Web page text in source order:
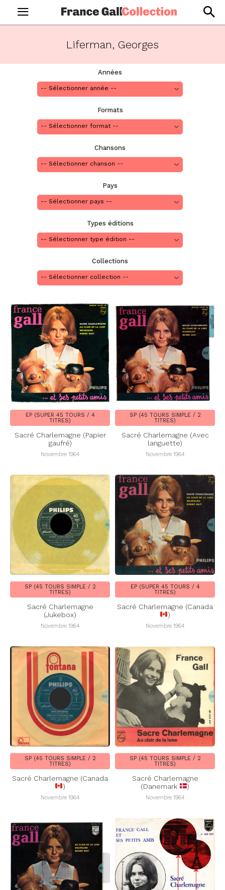
Liferman, Georges
Années
Formats
Chansons
Pays
Types éditions
Collections
EP (SUPER 45 TOURS / 4
TITRES)
Sacré Charlemagne (Papier
gaufré)
Novembre 1964
SP (45 TOURS SIMPLE / 2
TITRES)
Sacré Charlemagne (Avec
languette)
Novembre 1964
SP (45 TOURS SIMPLE / 2
TITRES)
Sacré Charlemagne
(Jukebox)
Novembre 1964
EP (SUPER 45 TOURS / 4
TITRES)
Sacré Charlemagne (Canada
)
Novembre 1964
SP (45 TOURS SIMPLE / 2
TITRES)
Sacré Charlemagne (Canada
)
Novembre 1964
SP (45 TOURS SIMPLE / 2
TITRES)
Sacré Charlemagne
(Danemark
)
Novembre 1964